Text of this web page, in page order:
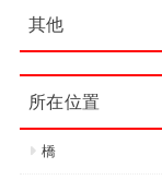
其他
所在位置
橋